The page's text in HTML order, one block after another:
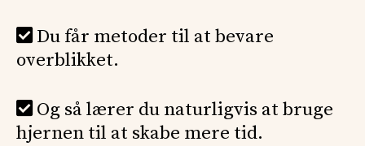
Du får metoder til at bevare
overblikket.
Og så lærer du naturligvis at bruge
hjernen til at skabe mere tid.